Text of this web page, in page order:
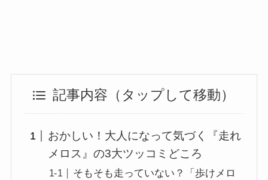
記事内容（タップして移動）
おかしい！大人になって気づく『走れ
メロス』の3大ツッコミどころ
そもそも走っていない？「歩けメロ